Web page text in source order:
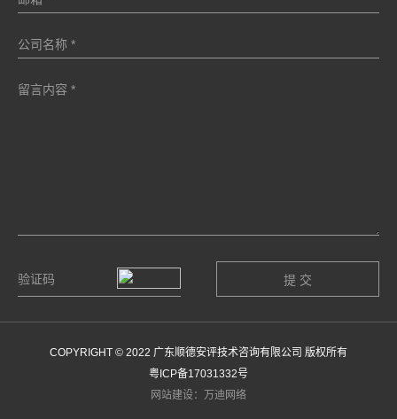
COPYRIGHT © 2022 广东顺德安评技术咨询有限公司 版权所有
粤ICP备17031332号
网站建设：万迪网络